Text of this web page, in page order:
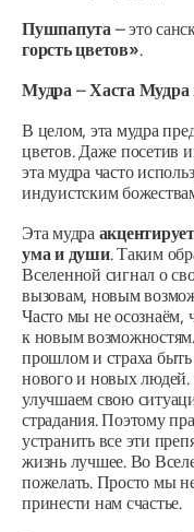
Пушпапута– это
горсть цветов».
Мудра–Хаста Мудра
В целом, эта мудра
цветов. Даже посетив
этамудрачасто
индуистским
Этамудра
ума и души. Таким
Вселенной сигнал о
вызовам, новым
Часто мы не осознаём,
к новым
прошлом и страха
нового и новых
улучшаем свою
страдания. Поэтому
устранить все эти
жизнь лучшее. Во
пожелать. Просто мы
принести нам счастье.